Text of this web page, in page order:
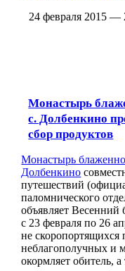
24 февраля 2015 —
Монастырь
с. Долбенкино
сбор продуктов
Монастырь
Долбенкино
путешествий
паломнического
объявляет Весенний
с 23 февраля по 26
не скоропортящихся
неблагополучных и
окормляет обитель,